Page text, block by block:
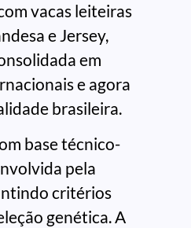
vacas leiteiras
e Jersey,
em
e agora
brasileira.
base técnico-
pela
critérios
genética. A